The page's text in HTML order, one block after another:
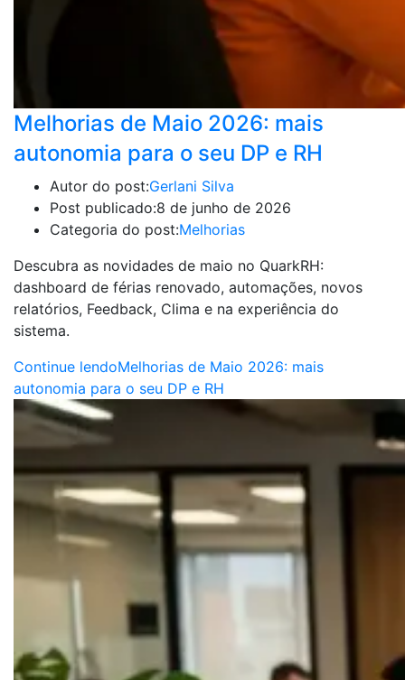
Melhorias de Maio 2026: mais
autonomia para o seu DP e RH
Autor do post:Gerlani Silva
Post publicado:8 de junho de 2026
Categoria do post:Melhorias
Descubra as novidades de maio no QuarkRH:
dashboard de férias renovado, automações, novos
relatórios, Feedback, Clima e na experiência do
sistema.
Continue lendoMelhorias de Maio 2026: mais
autonomia para o seu DP e RH